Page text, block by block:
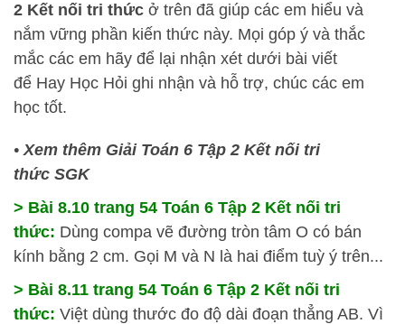
2 Kết nối tri thức ở trên đã giúp các em hiểu và
nắm vững phần kiến thức này. Mọi góp ý và thắc
mắc các em hãy để lại nhận xét dưới bài viết
để Hay Học Hỏi ghi nhận và hỗ trợ, chúc các em
học tốt.
•Xem thêm Giải Toán 6 Tập 2 Kết nối tri
thức SGK
> Bài 8.10 trang 54 Toán 6 Tập 2 Kết nối tri
thức: Dùng compa vẽ đường tròn tâm O có bán
kính bằng 2 cm. Gọi M và N là hai điểm tuỳ ý trên...
> Bài 8.11 trang 54 Toán 6 Tập 2 Kết nối tri
thức: Việt dùng thước đo độ dài đoạn thẳng AB. Vì